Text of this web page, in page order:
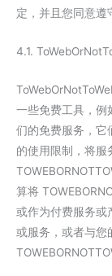
定，并且您同意遵
4.1.
一些免费工具，例
们的免费服务，它
的使用限制，将服
算将
或作为付费服务或
或服务，或者与您